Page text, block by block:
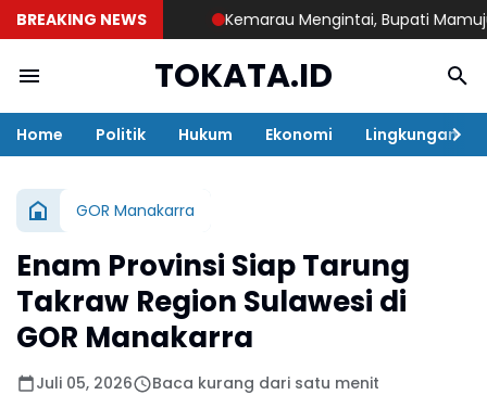
BREAKING NEWS Kemarau Mengintai, Bupati Mamuju
TOKATA.ID
Home Politik Hukum Ekonomi Lingkungan
GOR Manakarra
Enam Provinsi Siap Tarung
Takraw Region Sulawesi di
GOR Manakarra
Juli 05, 2026 Baca kurang dari satu menit